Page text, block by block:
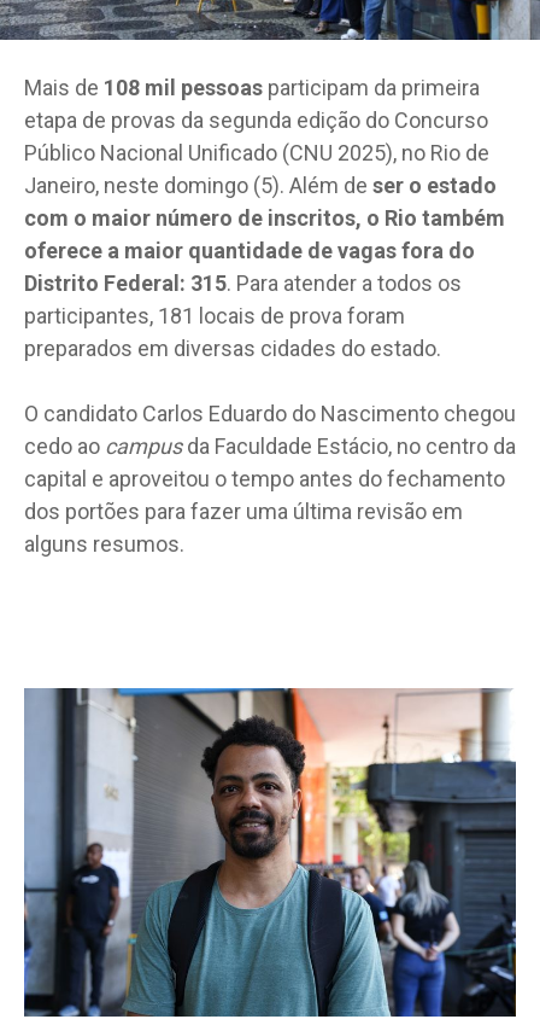
Mais de 108 mil pessoas participam da primeira
etapa de provas da segunda edição do Concurso
Público Nacional Unificado (CNU 2025), no Rio de
Janeiro, neste domingo (5). Além de ser o estado
com o maior número de inscritos, o Rio também
oferece a maior quantidade de vagas fora do
Distrito Federal: 315. Para atender a todos os
participantes, 181 locais de prova foram
preparados em diversas cidades do estado.
O candidato Carlos Eduardo do Nascimento chegou
cedo ao campusda Faculdade Estácio, no centro da
capital e aproveitou o tempo antes do fechamento
dos portões para fazer uma última revisão em
alguns resumos.